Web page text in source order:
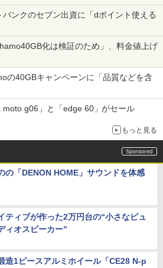
ンクのセブン出資に「dポイント使える
化は検証のため」、料金値上げ
の40GBキャンペーンに「品質などを含
g06」と「edge 60」がセール
もっと見る
の「DENON HOME」サウンドを体感
ティブが作った2万円台の“小さなピュ
ィオスピーカー”
造1ピースアルミホイール「CE28 N-p